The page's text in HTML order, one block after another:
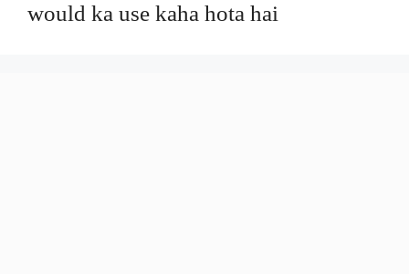
would ka use kaha hota hai